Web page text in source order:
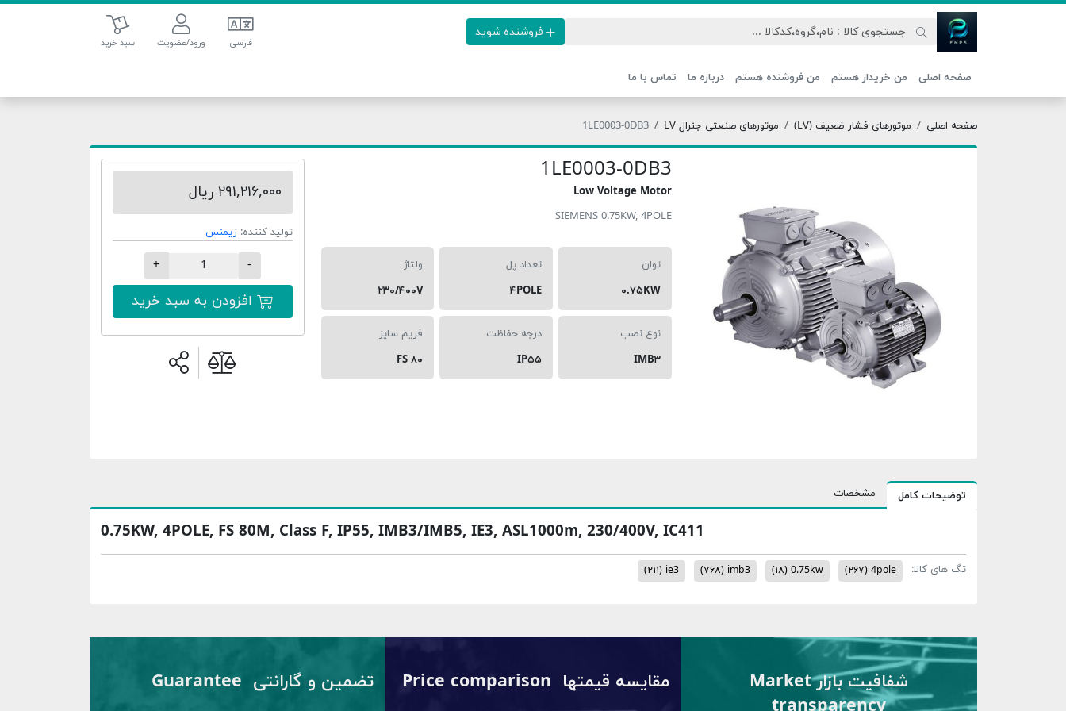
فروشنده شوید
فارسی ورود/عضویت
سبد خرید
سبد خرید
صفحه اصلی من خریدار هستم من فروشنده هستم درباره ما تماس با ما
صفحه اصلی موتورهای فشار ضعیف (LV) موتورهای صنعتی جنرال LV 1LE0003-0DB3
1LE0003-0DB3
Low Voltage Motor
SIEMENS 0.75KW, 4POLE
توان
۰.۷۵KW
تعداد پل
۴POLE
ولتاژ
۲۳۰/۴۰۰V
نوع نصب
IMB۳
درجه حفاظت
IP۵۵
فریم سایز
FS ۸۰
۲۹۱,۲۱۶,۰۰۰ ریال
تولید کننده: زیمنس
-
+
افزودن به سبد خرید
توضیحات کامل مشخصات
0.75KW, 4POLE, FS 80M, Class F, IP55, IMB3/IMB5, IE3, ASL1000m, 230/400V, IC411
تگ های کالا: 4pole (۲۶۷) 0.75kw (۱۸) imb3 (۷۶۸) ie3 (۲۱۱)
شفافیت بازار Market
مقایسه قیمتها Price comparison